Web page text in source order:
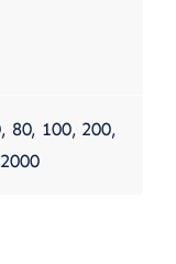
80, 100, 200,